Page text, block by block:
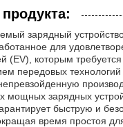
зарядный
для
(EV), которым
передовых
мощных зарядных
быструю и
время простоя